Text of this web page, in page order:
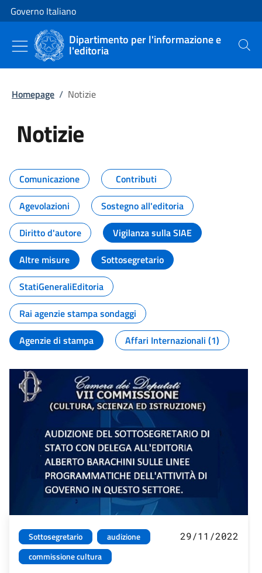
Vai al contenuto
Vai alla navigazione del sito
Governo Italiano
Dipartimento per l'informazione e
l'editoria Cerca
Homepage / Notizie
Notizie
Tutti i contenuti della pagina
Comunicazione
Contributi
Agevolazioni
Sostegno all'editoria
Diritto d'autore
Vigilanza sulla SIAE
Altre misure
Sottosegretario
StatiGeneraliEditoria
Rai agenzie stampa sondaggi
Agenzie di stampa
Affari Internazionali (1)
Sottosegretario
audizione
commissione cultura
29/11/2022